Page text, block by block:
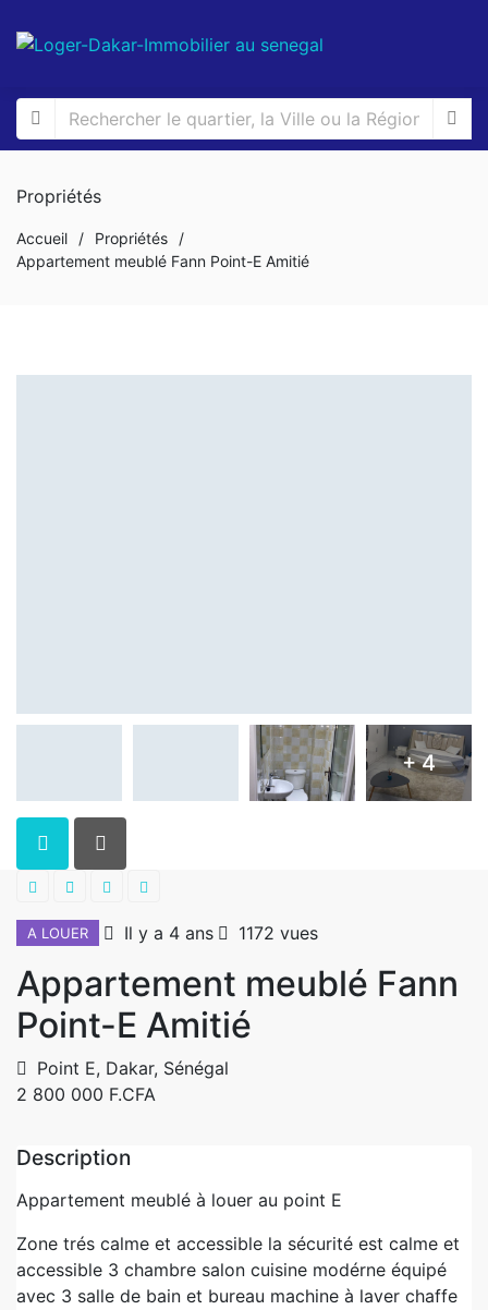
Propriétés
Accueil / Propriétés
/
Appartement meublé Fann Point-E Amitié
+ 4
A LOUER Il y a 4 ans 1172 vues
Appartement meublé Fann
Point-E Amitié
Point E, Dakar, Sénégal
2 800 000 F.CFA
Description
Appartement meublé à louer au point E
Zone trés calme et accessible la sécurité est calme et
accessible 3 chambre salon cuisine modérne équipé
avec 3 salle de bain et bureau machine à laver chaffe